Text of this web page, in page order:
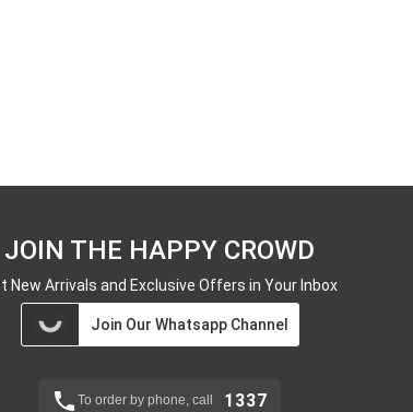
JOIN THE HAPPY CROWD
New Arrivals and Exclusive Offers in Your Inbox
Join Our Whatsapp Channel
To order by phone, call 1337